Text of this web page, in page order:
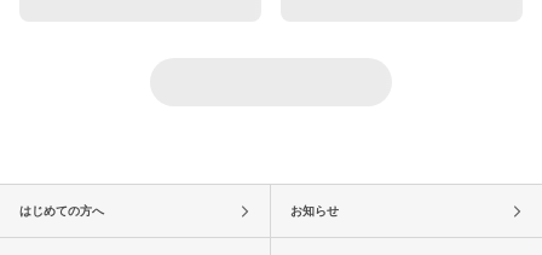
はじめての方へ お知らせ